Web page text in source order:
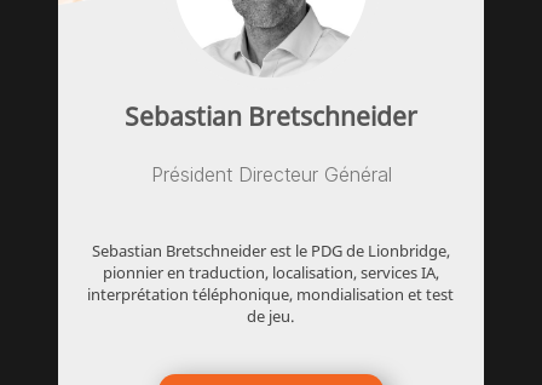
Sebastian Bretschneider
Président Directeur Général
Sebastian Bretschneider est le PDG de Lionbridge,
pionnier en traduction, localisation, services IA,
interprétation téléphonique, mondialisation et test
de jeu.